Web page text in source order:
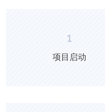
1
项目启动